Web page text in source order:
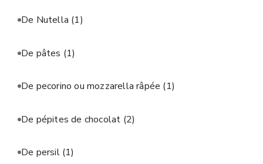
De Nutella (1)
De pâtes (1)
De pecorino ou mozzarella râpée (1)
De pépites de chocolat (2)
De persil (1)